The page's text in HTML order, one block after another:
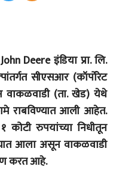
Deere इंडिया प्रा. लि.
सीएसआर (कॉर्पोरेट
वाकळवाडी (ता. खेड) येथे
राबविण्यात आली आहेत.
रुपयांच्या निधीतून
आला असून वाकळवाडी
करत आहे.